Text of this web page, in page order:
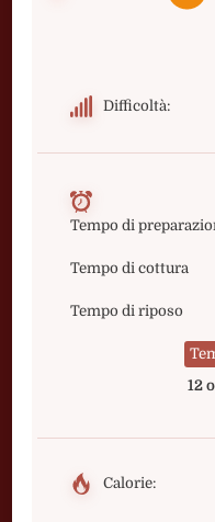
Difficoltà:
Tempo di
Tempo di cottura
Tempo di riposo
12
Calorie: